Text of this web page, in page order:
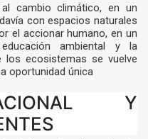
cambio climático, en un
con espacios naturales
el accionar humano, en un
ambiental y la
los ecosistemas se vuelve
oportunidad única
Y